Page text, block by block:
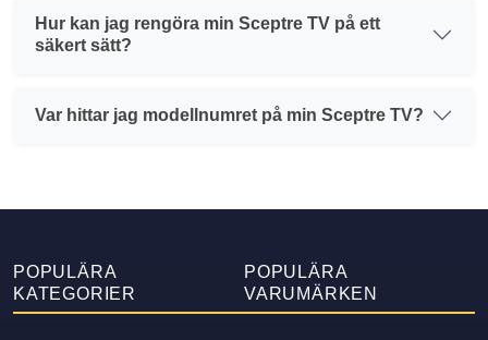
Hur kan jag rengöra min Sceptre TV på ett
säkert sätt?
Var hittar jag modellnumret på min Sceptre TV?
POPULÄRA
KATEGORIER
POPULÄRA
VARUMÄRKEN